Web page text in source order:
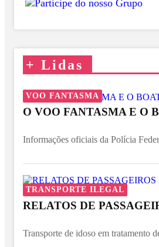
+ Lidas
VOO FANTASMA
O VOO FANTASMA E O
Informações oficiais da Polícia
TRANSPORTE ILEGAL
RELATOS DE
Transporte de idoso em tratamento